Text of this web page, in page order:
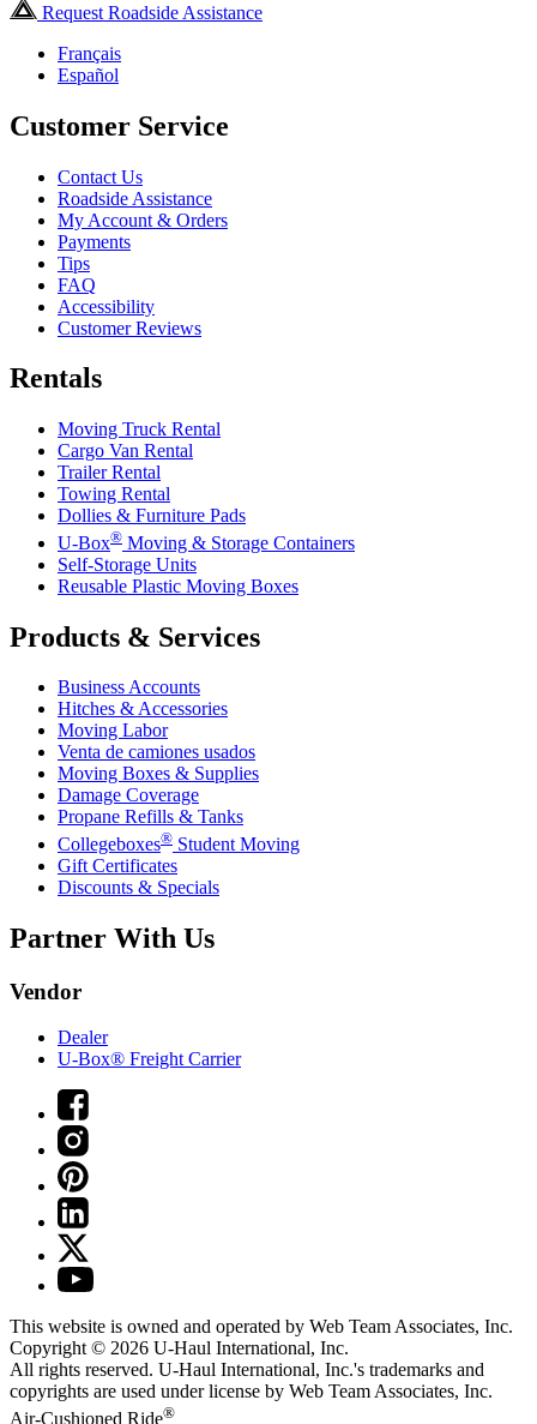
Request Roadside Assistance
Français
Español
Customer Service
Contact Us
Roadside Assistance
My Account & Orders
Payments
Tips
FAQ
Accessibility
Customer Reviews
Rentals
Moving Truck Rental
Cargo Van Rental
Trailer Rental
Towing Rental
Dollies & Furniture Pads
U-Box® Moving & Storage Containers
Self-Storage Units
Reusable Plastic Moving Boxes
Products & Services
Business Accounts
Hitches & Accessories
Moving Labor
Venta de camiones usados
Moving Boxes & Supplies
Damage Coverage
Propane Refills & Tanks
Collegeboxes® Student Moving
Gift Certificates
Discounts & Specials
Partner With Us
Vendor
Dealer
U-Box® Freight Carrier
This website is owned and operated by Web Team Associates, Inc.
Copyright © 2026 U-Haul International, Inc.
All rights reserved. U-Haul International, Inc.'s trademarks and
copyrights are used under license by Web Team Associates, Inc.
Air-Cushioned Ride®